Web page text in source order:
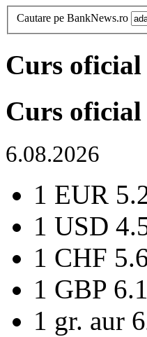
Cautare pe BankNews.ro
Curs
Curs
6.08.2026
1 EUR
1 USD
1 CHF
1 GBP
1 gr. aur